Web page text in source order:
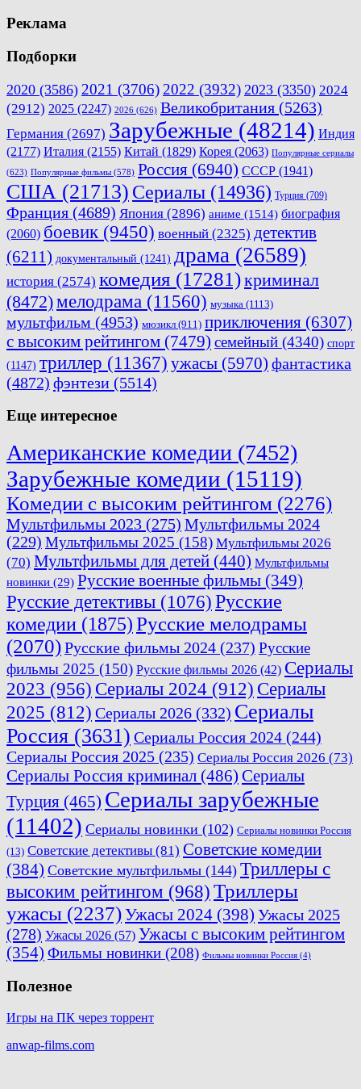
Реклама
Подборки
2020 (3586) 2021 (3706) 2022 (3932) 2023 (3350) 2024
(2912) 2025 (2247) 2026 (626) Великобритания (5263)
Германия (2697) Зарубежные (48214) Индия
(2177) Италия (2155) Китай (1829) Корея (2063) Популярные сериалы
(623) Популярные фильмы (578) Россия (6940) СССР (1941)
США (21713) Сериалы (14936) Турция (709)
Франция (4689) Япония (2896) аниме (1514) биография
(2060) боевик (9450) военный (2325) детектив
(6211) документальный (1241) драма (26589)
история (2574) комедия (17281)криминал
(8472)мелодрама (11560) музыка (1113)
мультфильм (4953) мюзикл (911) приключения (6307)
с высоким рейтингом (7479) семейный (4340) спорт
(1147) триллер (11367) ужасы (5970) фантастика
(4872) фэнтези (5514)
Еще интересное
Американские комедии (7452)
Зарубежные комедии (15119)
Комедии с высоким рейтингом (2276)
Мультфильмы 2023 (275) Мультфильмы 2024
(229) Мультфильмы 2025 (158) Мультфильмы 2026
(70) Мультфильмы для детей (440) Мультфильмы
новинки (29) Русские военные фильмы (349)
Русские детективы (1076)Русские
комедии (1875)Русские мелодрамы
(2070)Русские фильмы 2024 (237) Русские
фильмы 2025 (150) Русские фильмы 2026 (42) Сериалы
2023 (956) Сериалы 2024 (912) Сериалы
2025 (812) Сериалы 2026 (332) Сериалы
Россия (3631) Сериалы Россия 2024 (244)
Сериалы Россия 2025 (235) Сериалы Россия 2026 (73)
Сериалы Россия криминал (486) Сериалы
Турция (465) Сериалы зарубежные
(11402) Сериалы новинки (102) Сериалы новинки Россия
(13) Советские детективы (81) Советские комедии
(384) Советские мультфильмы (144) Триллеры с
высоким рейтингом (968) Триллеры
ужасы (2237)Ужасы 2024 (398) Ужасы 2025
(278) Ужасы 2026 (57) Ужасы с высоким рейтингом
(354) Фильмы новинки (208) Фильмы новинки Россия (4)
Полезное
Игры на ПК через торрент
anwap-films.com